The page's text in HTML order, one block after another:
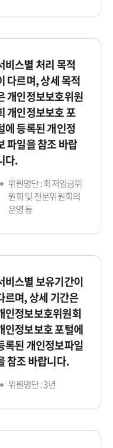
비스별 처리 목적
다르며, 상세 목적
개인정보보호위원
개인정보보호 포
에 등록된 개인정
파일을 참조 바랍
다.
위원명단 : 최저임금위
원회 및 전문위원회의
운영 등
비스별 보유기간이
르며, 상세 기간은
인정보보호위원회
인정보보호 포털에
록된 개인정보파일
참조 바랍니다.
위원명단 : 3년